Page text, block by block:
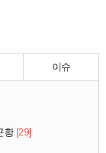
이슈
황 [29]